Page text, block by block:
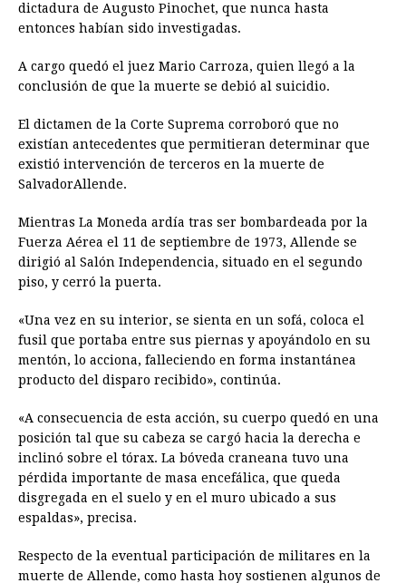
dictadura de Augusto Pinochet, que nunca hasta
entonces habían sido investigadas.
A cargo quedó el juez Mario Carroza, quien llegó a la
conclusión de que la muerte se debió al suicidio.
El dictamen de la Corte Suprema corroboró que no
existían antecedentes que permitieran determinar que
existió intervención de terceros en la muerte de
SalvadorAllende.
Mientras La Moneda ardía tras ser bombardeada por la
Fuerza Aérea el 11 de septiembre de 1973, Allende se
dirigió al Salón Independencia, situado en el segundo
piso, y cerró la puerta.
«Una vez en su interior, se sienta en un sofá, coloca el
fusil que portaba entre sus piernas y apoyándolo en su
mentón, lo acciona, falleciendo en forma instantánea
producto del disparo recibido», continúa.
«A consecuencia de esta acción, su cuerpo quedó en una
posición tal que su cabeza se cargó hacia la derecha e
inclinó sobre el tórax. La bóveda craneana tuvo una
pérdida importante de masa encefálica, que queda
disgregada en el suelo y en el muro ubicado a sus
espaldas», precisa.
Respecto de la eventual participación de militares en la
muerte de Allende, como hasta hoy sostienen algunos de